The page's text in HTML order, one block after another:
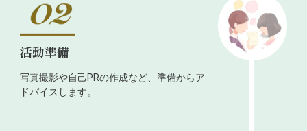
活動準備
写真撮影や自己PRの作成など、準備からア
ドバイスします。